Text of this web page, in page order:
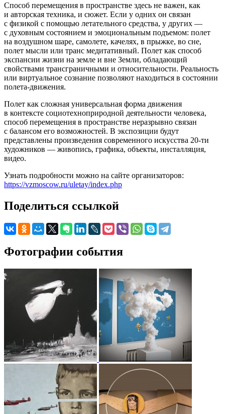
Способ перемещения в пространстве здесь не важен, как
и авторская техника, и сюжет. Если у одних он связан
с физикой с помощью летательного средства, у других —
с духовным состоянием и эмоциональным подъемом: полет
на воздушном шаре, самолете, качелях, в прыжке, во сне,
полет мысли или транс медитативный. Полет как способ
экспансии жизни на земле и вне Земли, обладающий
свойствами трансграничными и относительности. Реальность
или виртуальное сознание позволяют находиться в состоянии
полета-движения.
Полет как сложная универсальная форма движения
в контексте социотехноприродной деятельности человека,
способ перемещения в пространстве неразрывно связан
с балансом его возможностей. В экспозиции будут
представлены произведения современного искусства 20-ти
художников — живопись, графика, объекты, инсталляция,
видео.
Узнать подробности можно на сайте организаторов:
https://vzmoscow.ru/uletay/index.php
Поделиться ссылкой
Фотографии события